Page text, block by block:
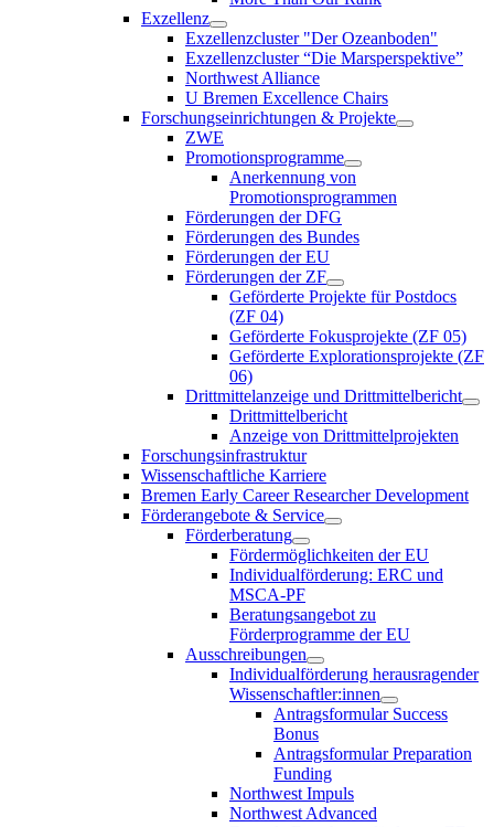
Exzellenz
Exzellenzcluster "Der Ozeanboden"
Exzellenzcluster “Die Marsperspektive”
Northwest Alliance
U Bremen Excellence Chairs
Forschungseinrichtungen & Projekte
ZWE
Promotionsprogramme
Anerkennung von
Promotionsprogrammen
Förderungen der DFG
Förderungen des Bundes
Förderungen der EU
Förderungen der ZF
Geförderte Projekte für Postdocs
(ZF 04)
Geförderte Fokusprojekte (ZF 05)
Geförderte Explorationsprojekte (ZF
06)
Drittmittelanzeige und Drittmittelbericht
Drittmittelbericht
Anzeige von Drittmittelprojekten
Forschungsinfrastruktur
Wissenschaftliche Karriere
Bremen Early Career Researcher Development
Förderangebote & Service
Förderberatung
Fördermöglichkeiten der EU
Individualförderung: ERC und
MSCA-PF
Beratungsangebot zu
Förderprogramme der EU
Ausschreibungen
Individualförderung herausragender
Wissenschaftler:innen
Antragsformular Success
Bonus
Antragsformular Preparation
Funding
Northwest Impuls
Northwest Advanced